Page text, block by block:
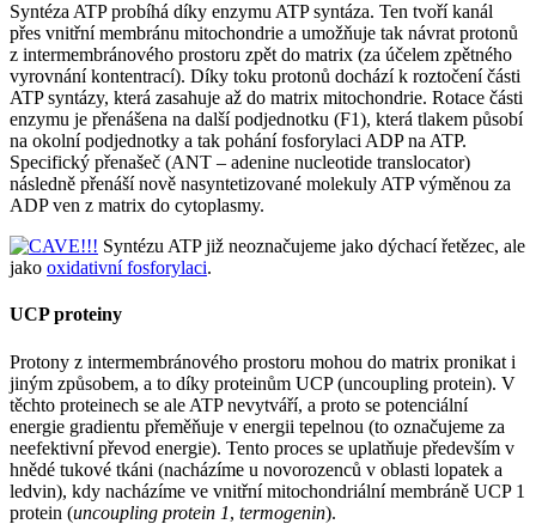
Syntéza ATP probíhá díky enzymu ATP syntáza. Ten tvoří kanál
přes vnitřní membránu mitochondrie a umožňuje tak návrat protonů
z intermembránového prostoru zpět do matrix (za účelem zpětného
vyrovnání kontentrací). Díky toku protonů dochází k roztočení části
ATP syntázy, která zasahuje až do matrix mitochondrie. Rotace části
enzymu je přenášena na další podjednotku (F1), která tlakem působí
na okolní podjednotky a tak pohání fosforylaci ADP na ATP.
Specifický přenašeč (ANT – adenine nucleotide translocator)
následně přenáší nově nasyntetizované molekuly ATP výměnou za
ADP ven z matrix do cytoplasmy.
Syntézu ATP již neoznačujeme jako dýchací řetězec, ale
jako oxidativní fosforylaci.
UCP proteiny
Protony z intermembránového prostoru mohou do matrix pronikat i
jiným způsobem, a to díky proteinům UCP (uncoupling protein). V
těchto proteinech se ale ATP nevytváří, a proto se potenciální
energie gradientu přeměňuje v energii tepelnou (to označujeme za
neefektivní převod energie). Tento proces se uplatňuje především v
hnědé tukové tkáni (nacházíme u novorozenců v oblasti lopatek a
ledvin), kdy nacházíme ve vnitřní mitochondriální membráně UCP 1
protein (uncoupling protein 1, termogenin).